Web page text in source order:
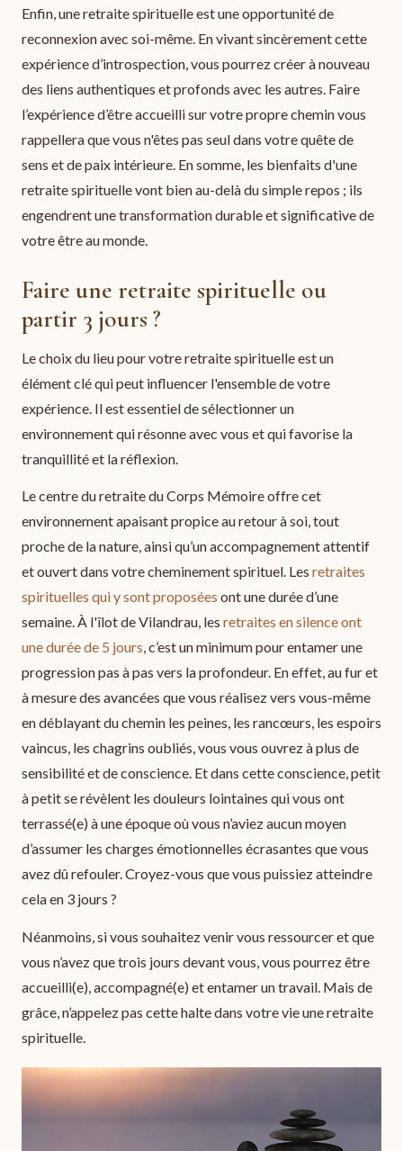
Enfin, une retraite spirituelle est une opportunité de
reconnexion avec soi-même. En vivant sincèrement cette
expérience d’introspection, vous pourrez créer à nouveau
des liens authentiques et profonds avec les autres. Faire
l’expérience d’être accueilli sur votre propre chemin vous
rappellera que vous n'êtes pas seul dans votre quête de
sens et de paix intérieure. En somme, les bienfaits d'une
retraite spirituelle vont bien au-delà du simple repos ; ils
engendrent une transformation durable et significative de
votre être au monde.
Faire une retraite spirituelle ou
partir 3 jours ?
Le choix du lieu pour votre retraite spirituelle est un
élément clé qui peut influencer l'ensemble de votre
expérience. Il est essentiel de sélectionner un
environnement qui résonne avec vous et qui favorise la
tranquillité et la réflexion.
Le centre du retraite du Corps Mémoire offre cet
environnement apaisant propice au retour à soi, tout
proche de la nature, ainsi qu’un accompagnement attentif
et ouvert dans votre cheminement spirituel. Les retraites
spirituelles qui y sont proposées ont une durée d’une
semaine. À l'îlot de Vilandrau, les retraites en silence ont
une durée de 5 jours, c’est un minimum pour entamer une
progression pas à pas vers la profondeur. En effet, au fur et
à mesure des avancées que vous réalisez vers vous-même
en déblayant du chemin les peines, les rancœurs, les espoirs
vaincus, les chagrins oubliés, vous vous ouvrez à plus de
sensibilité et de conscience. Et dans cette conscience, petit
à petit se révèlent les douleurs lointaines qui vous ont
terrassé(e) à une époque où vous n’aviez aucun moyen
d’assumer les charges émotionnelles écrasantes que vous
avez dû refouler. Croyez-vous que vous puissiez atteindre
cela en 3 jours ?
Néanmoins, si vous souhaitez venir vous ressourcer et que
vous n’avez que trois jours devant vous, vous pourrez être
accueilli(e), accompagné(e) et entamer un travail. Mais de
grâce, n’appelez pas cette halte dans votre vie une retraite
spirituelle.